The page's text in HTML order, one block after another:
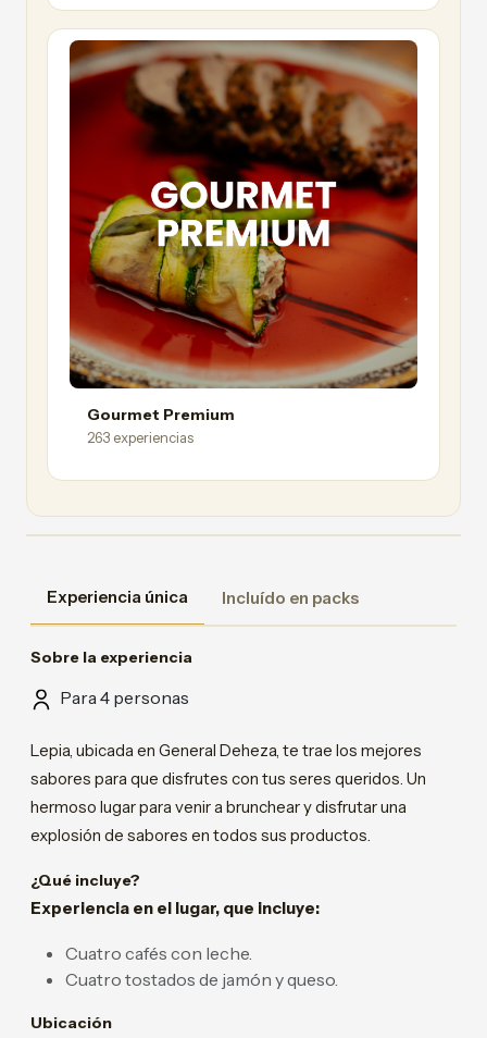
Gourmet Premium
263 experiencias
Experiencia única Incluído en packs
Sobre la experiencia
Para 4 personas
Lepia, ubicada en General Deheza, te trae los mejores
sabores para que disfrutes con tus seres queridos. Un
hermoso lugar para venir a brunchear y disfrutar una
explosión de sabores en todos sus productos.
¿Qué incluye?
Experiencia en el lugar, que incluye:
Cuatro cafés con leche.
Cuatro tostados de jamón y queso.
Ubicación